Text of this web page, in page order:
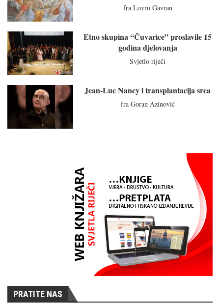
fra Lovro Gavran
Etno skupina “Čuvarice” proslavile 15
godina djelovanja
Svjetlo riječi
Jean-Luc Nancy i transplantacija srca
fra Goran Azinović
PRATITE NAS